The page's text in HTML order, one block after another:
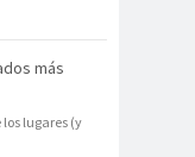
más
lugares (y